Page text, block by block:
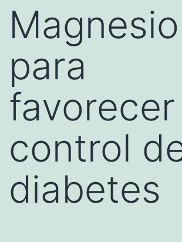
Magnesio
para
favorecer
control
diabetes